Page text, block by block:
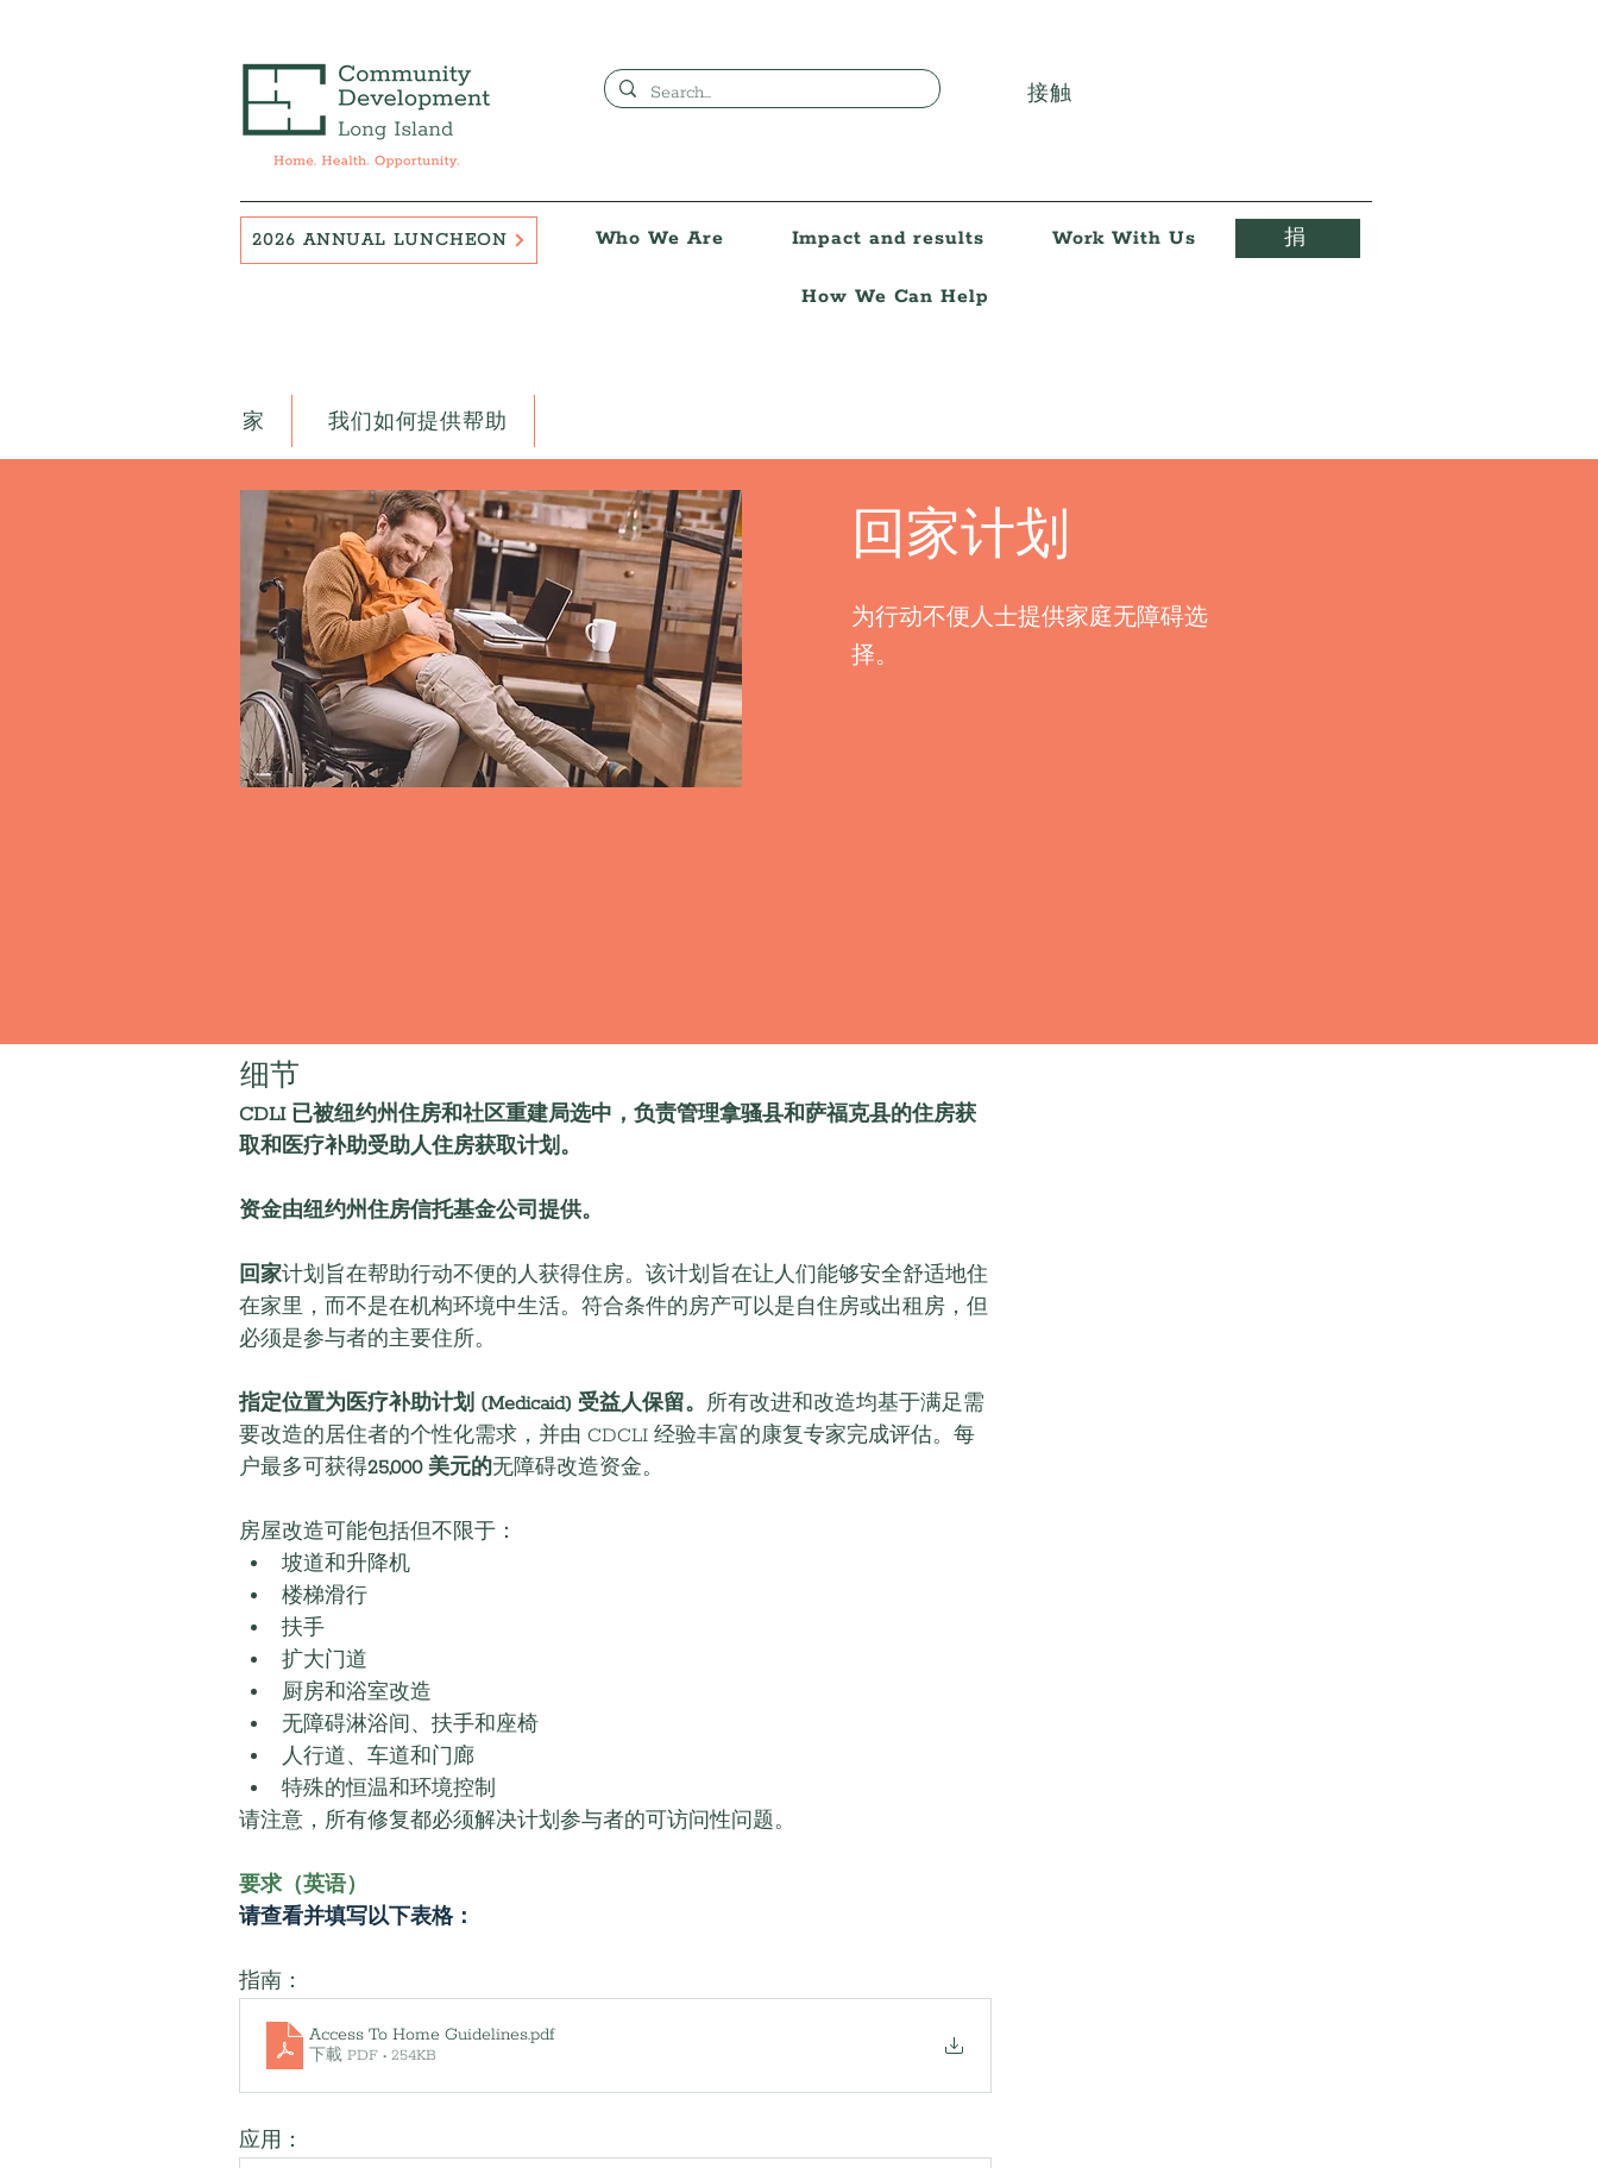
接触
2026 ANNUAL LUNCHEON Who We Are Impact and results Work With Us
How We Can Help
捐
家 我们如何提供帮助
细节
CDLI 已被纽约州住房和社区重建局选中，负责管理拿骚县和萨福克县的住房获
取和医疗补助受助人住房获取计划。
资金由纽约州住房信托基金公司提供。
回家计划旨在帮助行动不便的人获得住房。该计划旨在让人们能够安全舒适地住
在家里，而不是在机构环境中生活。符合条件的房产可以是自住房或出租房，但
必须是参与者的主要住所。
指定位置为医疗补助计划 (Medicaid) 受益人保留。 所有改进和改造均基于满足需
要改造的居住者的个性化需求，并由 CDCLI 经验丰富的康复专家完成评估。每
户最多可获得25,000 美元的无障碍改造资金。
房屋改造可能包括但不限于：
坡道和升降机
楼梯滑行
扶手
扩大门道
厨房和浴室改造
无障碍淋浴间、扶手和座椅
人行道、车道和门廊
特殊的恒温和环境控制
请注意，所有修复都必须解决计划参与者的可访问性问题。
要求（英语）
请查看并填写以下表格：
指南：
Access To Home Guidelines.pdf
下載 PDF • 254KB
应用：
回家计划
为行动不便人士提供家庭无障碍选
择。